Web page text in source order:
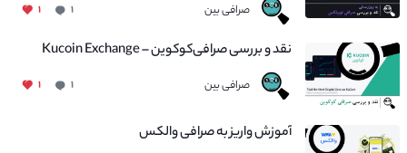
صرافی بین ۱ ۱
نقد و بررسی صرافی‌کوکوین – Kucoin Exchange
صرافی بین ۱ ۱
آموزش واریز به صرافی والکس